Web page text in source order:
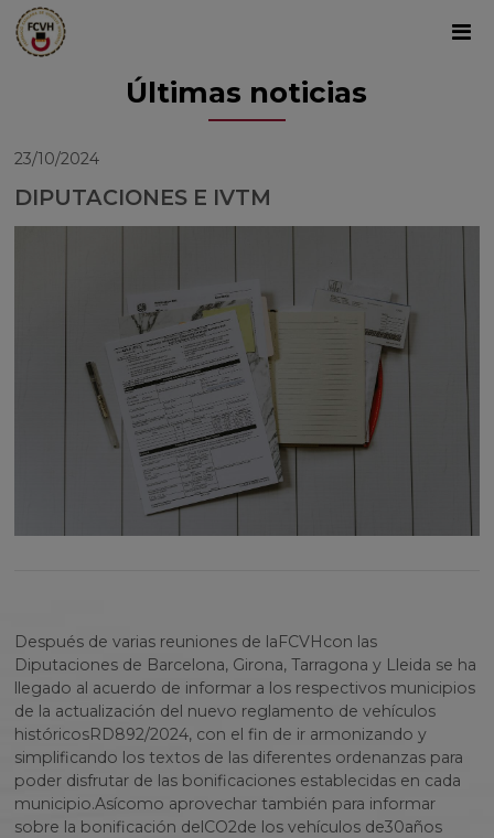
Últimas noticias
23/10/2024
DIPUTACIONES E IVTM
Después de varias reuniones de laFCVHcon las
Diputaciones de Barcelona, Girona, Tarragona y Lleida se ha
llegado al acuerdo de informar a los respectivos municipios
de la actualización del nuevo reglamento de vehículos
históricosRD892/2024, con el fin de ir armonizando y
simplificando los textos de las diferentes ordenanzas para
poder disfrutar de las bonificaciones establecidas en cada
municipio.Asícomo aprovechar también para informar
sobre la bonificación delCO2de los vehículos de30años